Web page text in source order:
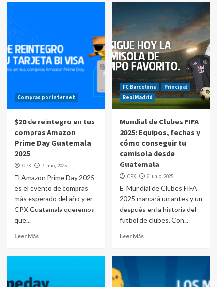
Compras por internet
$20 de reintegro en tus
compras Amazon
Prime Day Guatemala
2025
CPX 7 julio, 2025
El Amazon Prime Day 2025
es el evento de compras
más esperado del año y en
CPX Guatemala queremos
que...
Leer Más
FC Barcelona
Principal
Real Madrid
Mundial de Clubes FIFA
2025: Equipos, fechas y
cómo conseguir tu
camisola desde
Guatemala
CPX 6 junio, 2025
El Mundial de Clubes FIFA
2025 marcará un antes y un
después en la historia del
fútbol de clubes. Con...
Leer Más